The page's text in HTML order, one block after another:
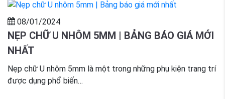
08/01/2024
NẸP CHỮ U NHÔM 5MM | BẢNG BÁO GIÁ MỚI
NHẤT
Nẹp chữ U nhôm 5mm là một trong những phụ kiện trang trí
được dụng phổ biến…